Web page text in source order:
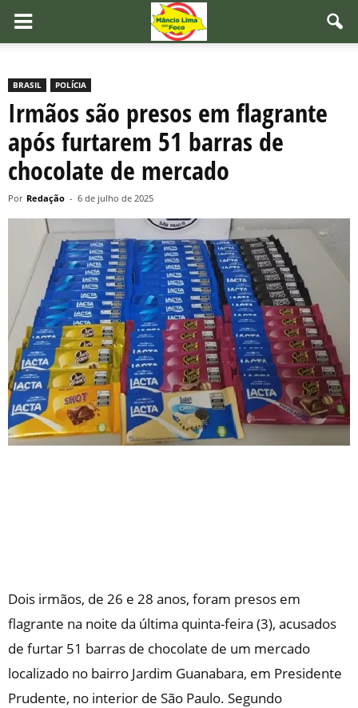
BRASIL POLÍCIA
Irmãos são presos em flagrante
após furtarem 51 barras de
chocolate de mercado
Por Redação - 6 de julho de 2025
Dois irmãos, de 26 e 28 anos, foram presos em
flagrante na noite da última quinta-feira (3), acusados
de furtar 51 barras de chocolate de um mercado
localizado no bairro Jardim Guanabara, em Presidente
Prudente, no interior de São Paulo. Segundo